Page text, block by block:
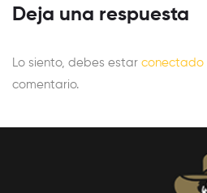
Burger Grilled
Deja una respuesta
Lo siento, debes estar conectado
comentario.